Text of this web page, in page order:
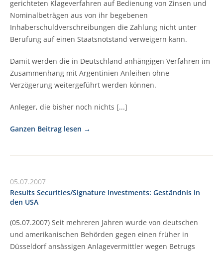
gerichteten Klageverfahren auf Bedienung von Zinsen und
Nominalbeträgen aus von ihr begebenen
Inhaberschuldverschreibungen die Zahlung nicht unter
Berufung auf einen Staatsnotstand verweigern kann.
Damit werden die in Deutschland anhängigen Verfahren im
Zusammenhang mit Argentinien Anleihen ohne
Verzögerung weitergeführt werden können.
Anleger, die bisher noch nichts [...]
Ganzen Beitrag lesen
05.07.2007
Results Securities/Signature Investments: Geständnis in
den USA
(05.07.2007) Seit mehreren Jahren wurde von deutschen
und amerikanischen Behörden gegen einen früher in
Düsseldorf ansässigen Anlagevermittler wegen Betrugs